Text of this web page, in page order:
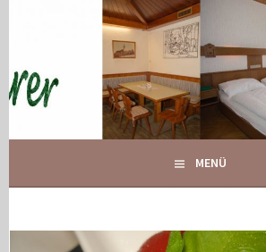
GASTHOF MAURER
IHR GASTHOF IN GLOGGNITZ
MENÜ